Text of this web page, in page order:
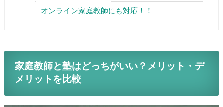
オンライン家庭教師にも対応！！
家庭教師と塾はどっちがいい？メリット・デ
メリットを比較